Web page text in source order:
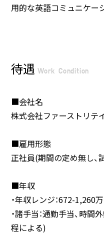
用的な英語コミュニケー
待遇 Work Condition
■会社名
株式会社ファーストリテ
■雇用形態
正社員(期間の定め無し、
■年収
・年収レンジ：672-1,260
・諸手当：通勤手当、時
程による)